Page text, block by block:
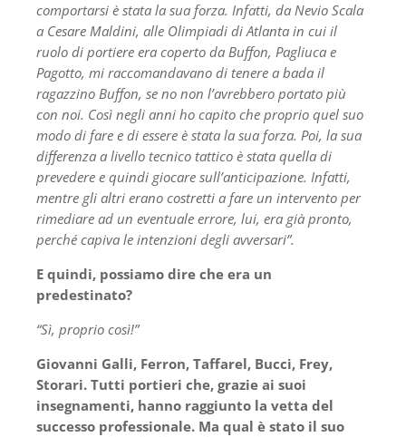
comportarsi è stata la sua forza. Infatti, da Nevio Scala
a Cesare Maldini, alle Olimpiadi di Atlanta in cui il
ruolo di portiere era coperto da Buffon, Pagliuca e
Pagotto, mi raccomandavano di tenere a bada il
ragazzino Buffon, se no non l’avrebbero portato più
con noi. Così negli anni ho capito che proprio quel suo
modo di fare e di essere è stata la sua forza. Poi, la sua
differenza a livello tecnico tattico è stata quella di
prevedere e quindi giocare sull’anticipazione. Infatti,
mentre gli altri erano costretti a fare un intervento per
rimediare ad un eventuale errore, lui, era già pronto,
perché capiva le intenzioni degli avversari”.
E quindi, possiamo dire che era un
predestinato?
“Sì, proprio così!”
Giovanni Galli, Ferron, Taffarel, Bucci, Frey,
Storari. Tutti portieri che, grazie ai suoi
insegnamenti, hanno raggiunto la vetta del
successo professionale. Ma qual è stato il suo